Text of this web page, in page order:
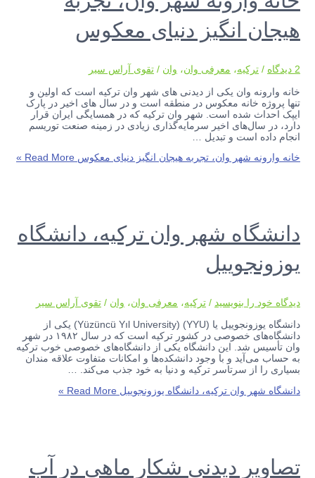
هیجان انگیز دنیای معکوس
2 دیدگاه /ترکیه، معرفی وان، وان /تقوی آراس سیر
خانه وارونه وان یکی از دیدنی‌ های شهر وان ترکیه است که اولین و
تنها پروژه خانه معکوس در منطقه است و در سال های اخیر در پارک
ایپک احداث شده است. شهر وان ترکیه که در همسایگی ایران قرار
دارد، در سال‌های اخیر سرمایه‌گذاری زیادی در زمینه صنعت توریسم
انجام داده است و تبدیل …
خانه وارونه شهر وان، تجربه هیجان انگیز دنیای معکوس
دانشگاه شهر وان ترکیه، دانشگاه
یوزونجوییل
دیدگاه‌ خود را بنویسید /ترکیه، معرفی وان، وان /تقوی آراس سیر
دانشگاه یوزونجوییل یا Yüzüncü Yıl University) (YYU)) یکی از
دانشگاه‌های خصوصی در کشور ترکیه است که در سال ۱۹۸۲ در شهر
وان تأسیس شد. این دانشگاه یکی از دانشگاه‌های خصوصی خوب ترکیه
به حساب می‌آید و با وجود دانشکده‌ها و امکانات متفاوت علاقه مندان
بسیاری را از سرتاسر ترکیه و دنیا به خود جذب می‌کند. …
دانشگاه شهر وان ترکیه، دانشگاه یوزونجوییل
تصاویر دیدنی شکار ماهی در آب